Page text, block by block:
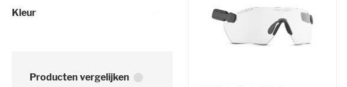
Kleur
Producten vergelijken